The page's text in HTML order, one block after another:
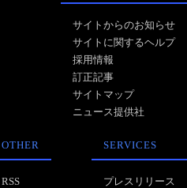
サイトからのお知らせ
サイトに関するヘルプ
採用情報
訂正記事
サイトマップ
ニュース提供社
OTHER
RSS
SERVICES
プレスリリース